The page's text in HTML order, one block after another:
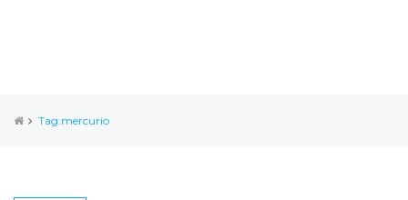
Tag:mercurio